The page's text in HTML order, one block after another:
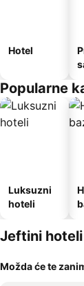
Hotel
Popularne
Luksuzni
hoteli
Jeftini
Možda će te